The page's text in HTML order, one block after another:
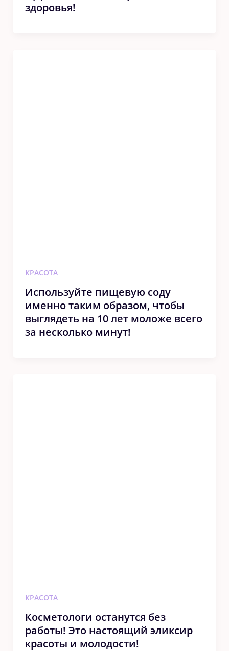
здоровья!
КРАСОТА
Используйте пищевую соду
именно таким образом, чтобы
выглядеть на 10 лет моложе всего
за несколько минут!
КРАСОТА
Косметологи останутся без
работы! Это настоящий эликсир
красоты и молодости!